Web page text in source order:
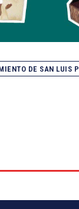
DE SAN LUIS